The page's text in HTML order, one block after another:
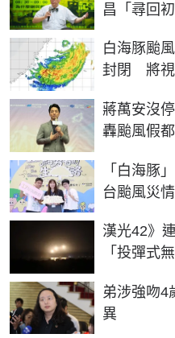
昌「尋回
白海豚颱
封閉 將視
蔣萬安沒
轟颱風假
「白海豚
台颱風災
漢光42》
「投彈式
弟涉強吻
異